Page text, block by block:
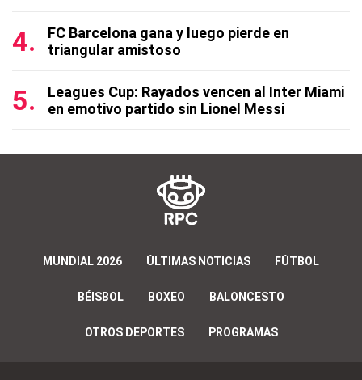
FC Barcelona gana y luego pierde en
triangular amistoso
Leagues Cup: Rayados vencen al Inter Miami
en emotivo partido sin Lionel Messi
MUNDIAL 2026 ÚLTIMAS NOTICIAS FÚTBOL
BÉISBOL BOXEO BALONCESTO
OTROS DEPORTES PROGRAMAS